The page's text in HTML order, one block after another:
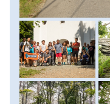
4.Zempléni-
5.Kőszegi-
Pilis: Pilis-tető
7.Karancs-
8.Bakony: Kőris-
9.Visegrádi-
10.Mecsek:
vehetjük
gyűjthetjük be az
Kéktúra (DDK)
szánt finomságok
követően dél-keleti
magyar zöldhatáron
látványos
legvadregényesebb